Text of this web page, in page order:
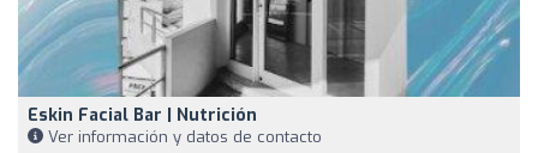
Eskin Facial Bar | Nutrición
Ver información y datos de contacto